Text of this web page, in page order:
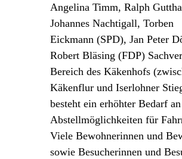
Angelina Timm, Ralph
Johannes Nachtigall, Torben
Eickmann (SPD), Jan Peter
Robert Bläsing (FDP)
Bereich des Käkenhofs
Käkenflur und Iserlohner
besteht ein erhöhter Bedarf an
Abstellmöglichkeiten für
Viele Bewohnerinnen und
sowie Besucherinnen und